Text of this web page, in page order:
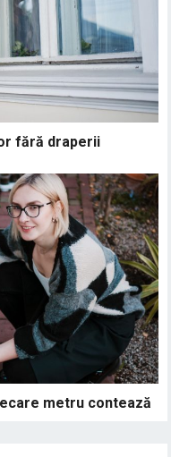
fără draperii
metru contează